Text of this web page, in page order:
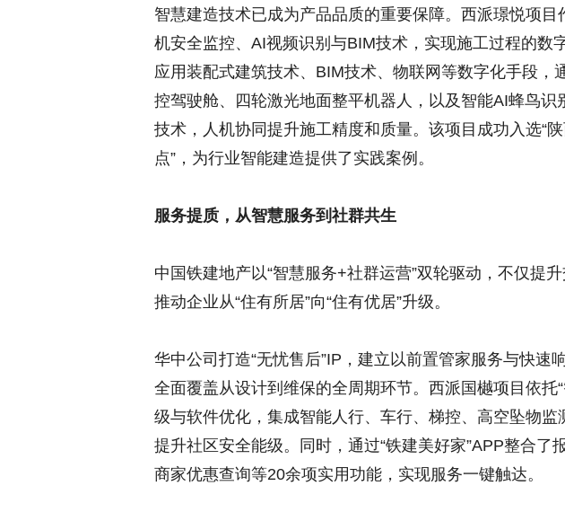
智慧建造技术已成为产品品质的重要保障。西派璟悦项
机安全监控、AI视频识别与BIM技术，实现施工过程的数
应用装配式建筑技术、BIM技术、物联网等数字化手段，
控驾驶舱、四轮激光地面整平机器人，以及智能AI蜂鸟识
技术，人机协同提升施工精度和质量。该项目成功入选“
点”，为行业智能建造提供了实践案例。
服务提质，从智慧服务到社群共生
中国铁建地产以“智慧服务+社群运营”双轮驱动，不仅提
推动企业从“住有所居”向“住有优居”升级。
华中公司打造“无忧售后”IP，建立以前置管家服务与快速
全面覆盖从设计到维保的全周期环节。西派国樾项目依托
级与软件优化，集成智能人行、车行、梯控、高空坠物监
提升社区安全能级。同时，通过“铁建美好家”APP整合了
商家优惠查询等20余项实用功能，实现服务一键触达。